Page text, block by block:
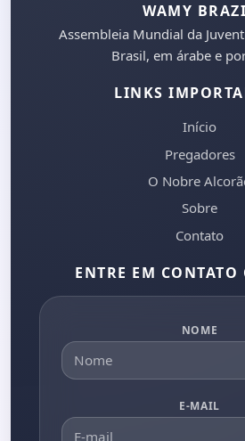
WAMY
Assembleia Mundial da
Brasil, em árabe e
LINKS
Início
Pregadores
O Nobre
Sobre
Contato
ENTRE EM CONTATO
NOME
E-MAIL